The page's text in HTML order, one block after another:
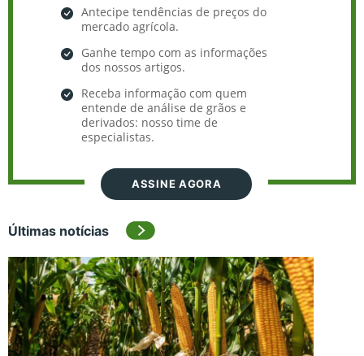
Antecipe tendências de preços do
mercado agrícola.
Ganhe tempo com as informações
dos nossos artigos.
Receba informação com quem
entende de análise de grãos e
derivados: nosso time de
especialistas.
ASSINE AGORA
Últimas notícias